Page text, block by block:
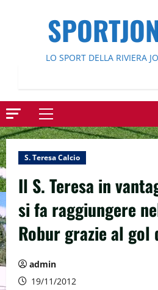
LO SPORT DELLA RIVIERA
Menu
principale
S. Teresa Calcio
Il S. Teresa in
si fa raggiungere
Robur grazie al
admin
19/11/2012